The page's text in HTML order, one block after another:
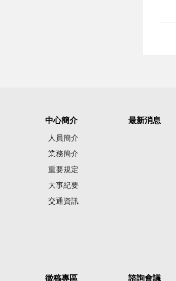
中心簡介
人員簡介
業務簡介
重要規定
大事紀要
交通資訊
最新消息
徵稿專區 諮詢會議